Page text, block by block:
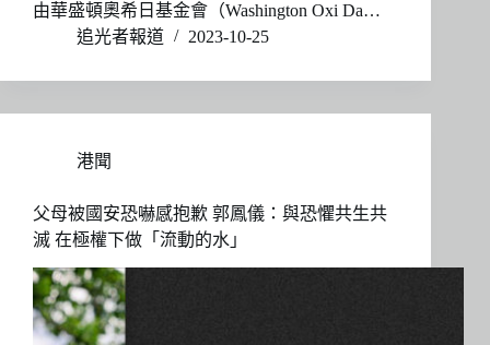
由華盛頓奧希日基金會（Washington Oxi Da…
追光者報道
2023-10-25
港聞
父母被國安恐嚇感抱歉 郭鳳儀：與恐懼共生共
滅 在極權下做「流動的水」